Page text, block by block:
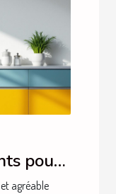
pour
agréable